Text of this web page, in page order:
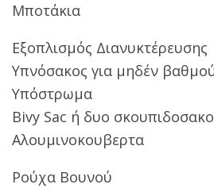
Μποτάκια
Εξοπλισμός Διανυκτέρευσης
Υπνόσακος για μηδέν
Υπόστρωμα
Bivy Sac ή δυο
Αλουμινοκουβερτα
Ρούχα Βουνού